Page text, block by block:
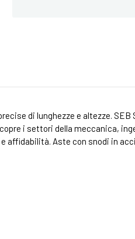
di lunghezze e altezze. SEB
i settori della meccanica,
affidabilità. Aste con snodi in